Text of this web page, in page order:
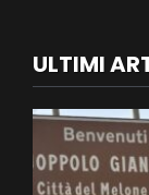
ULTIMI